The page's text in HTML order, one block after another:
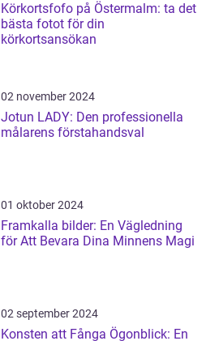
Körkortsfofo på Östermalm: ta det
bästa fotot för din
körkortsansökan
02 november 2024
Jotun LADY: Den professionella
målarens förstahandsval
01 oktober 2024
Framkalla bilder: En Vägledning
för Att Bevara Dina Minnens Magi
02 september 2024
Konsten att Fånga Ögonblick: En